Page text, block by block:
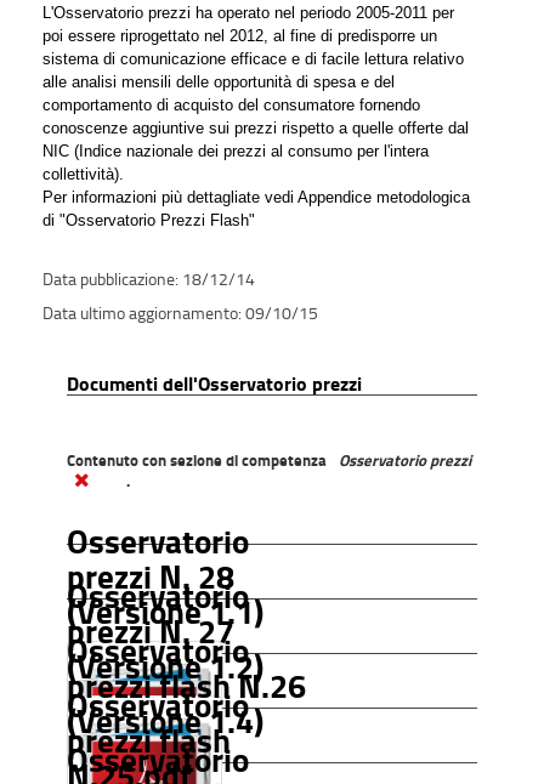
L'Osservatorio prezzi ha operato nel periodo 2005-2011 per
poi essere riprogettato nel 2012, al fine di predisporre un
sistema di comunicazione efficace e di facile lettura relativo
alle analisi mensili delle opportunità di spesa e del
comportamento di acquisto del consumatore fornendo
conoscenze aggiuntive sui prezzi rispetto a quelle offerte dal
NIC (Indice nazionale dei prezzi al consumo per l'intera
collettività).
Per informazioni più dettagliate vedi Appendice metodologica
di "Osservatorio Prezzi Flash"
18/12/14
09/10/15
Documenti dell'Osservatorio prezzi
Contenuto con sezione di competenza
Osservatorio prezzi
.
Osservatorio
prezzi N. 28
(Versione 1.1)
Osservatorio
prezzi N. 27
(Versione 1.2)
Osservatorio
prezzi flash N.26
(Versione 1.4)
Osservatorio
prezzi flash
N.25.pdf
Osservatorio